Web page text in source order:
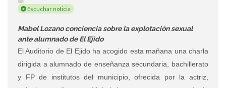
Escuchar noticia
Mabel Lozano conciencia sobre la explotación sexual
ante alumnado de El Ejido
El Auditorio de El Ejido ha acogido esta mañana una charla
dirigida a alumnado de enseñanza secundaria, bachillerato
y FP de institutos del municipio, ofrecida por la actriz,